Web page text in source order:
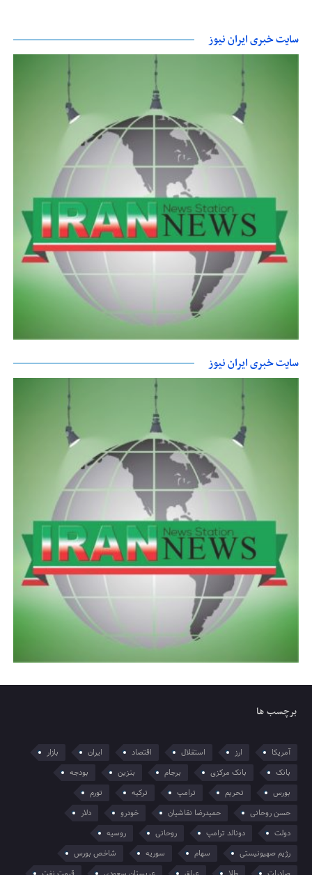
سایت خبری ایران نیوز
سایت خبری ایران نیوز
برچسب ها
آمریکا ارز استقلال اقتصاد ایران
بازار
بانک
بانک مرکزی برجام بنزین
بودجه
بورس
تحریم ترامپ ترکیه
تورم
حسن روحانی
حمیدرضا نقاشیان خودرو
دلار
دولت
دونالد ترامپ روحانی
روسیه
رژیم صهیونیستی
سهام سوریه
شاخص بورس